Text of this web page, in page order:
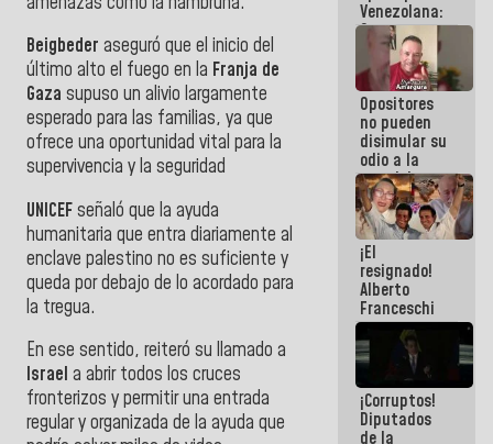
Beigbeder aseguró que el inicio del
último alto el fuego en la Franja de
Gaza supuso un alivio largamente
esperado para las familias, ya que
ofrece una oportunidad vital para la
supervivencia y la seguridad
UNICEFseñaló que la ayuda
humanitaria que entra diariamente al
enclave palestino no es suficiente y
queda por debajo de lo acordado para
la tregua.
En ese sentido, reiteró su llamado a
Israel a abrir todos los cruces
fronterizos y permitir una entrada
regular y organizada de la ayuda que
Venezolana:
Son unos
inmorales,
ni una
botella de
agua han
llevado
Opositores
no pueden
disimular su
odio a la
paz del
pueblo
¡El
resignado!
Alberto
Franceschi
muestra su
frustración
ante
burguesía
de siempre
¡Corruptos!
Diputados
de la